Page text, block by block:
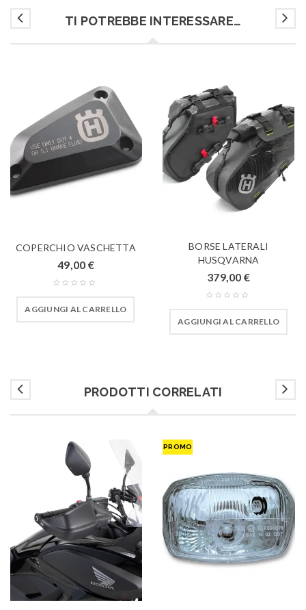
TI POTREBBE INTERESSARE…
COPERCHIO VASCHETTA
49,00 €
AGGIUNGI AL CARRELLO
BORSE LATERALI
HUSQVARNA
379,00 €
AGGIUNGI AL CARRELLO
PRODOTTI CORRELATI
PROMO